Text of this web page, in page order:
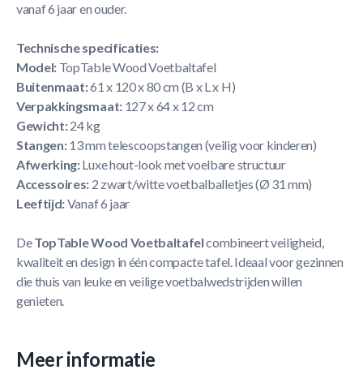
vanaf 6 jaar en ouder.
Technische specificaties:
Model: TopTable Wood Voetbaltafel
Buitenmaat:61 x 120 x 80 cm (B x L x H)
Verpakkingsmaat:127 x 64 x 12 cm
Gewicht:24 kg
Stangen:13 mm telescoopstangen (veilig voor kinderen)
Afwerking:Luxe hout-look met voelbare structuur
Accessoires: 2 zwart/witte voetbalballetjes (Ø 31 mm)
Leeftijd:Vanaf 6 jaar
DeTopTable Wood Voetbaltafelcombineert veiligheid,
kwaliteit en design in één compacte tafel. Ideaal voor gezinnen
die thuis van leuke en veilige voetbalwedstrijden willen
genieten.
Meer informatie